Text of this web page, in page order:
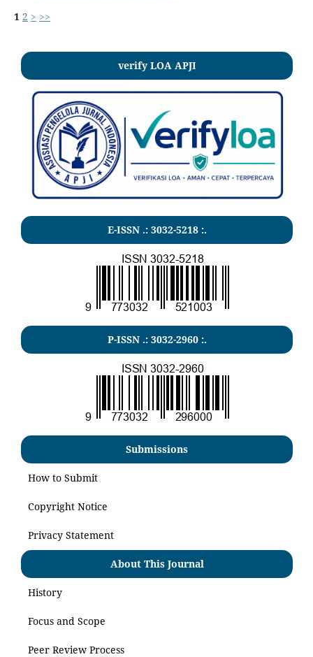
1 2 > >>
verify LOA APJI
E-ISSN .: 3032-5218:.
P-ISSN .: 3032-2960:.
Submissions
How to Submit
Copyright Notice
Privacy Statement
About This Journal
History
Focus and Scope
Peer Review Process